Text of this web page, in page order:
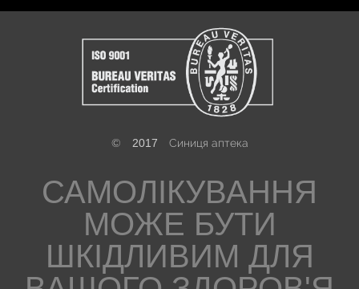
© 2017 Синиця аптека
САМОЛІКУВАННЯ
МОЖЕ БУТИ
ШКІДЛИВИМ ДЛЯ